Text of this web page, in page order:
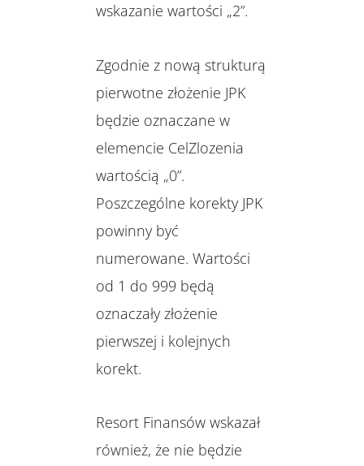
wskazanie wartości „2”.
Zgodnie z nową strukturą
pierwotne złożenie JPK
będzie oznaczane w
elemencie CelZlozenia
wartością „0”.
Poszczególne korekty JPK
powinny być
numerowane. Wartości
od 1 do 999 będą
oznaczały złożenie
pierwszej i kolejnych
korekt.
Resort Finansów wskazał
również, że nie będzie